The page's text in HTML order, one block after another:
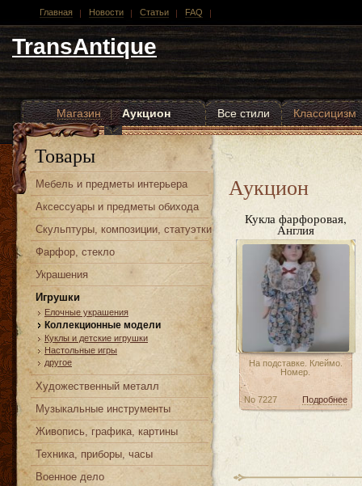
Главная Новости Статьи FAQ
TransAntique
Магазин | Аукцион Все стили
Классицизм
Другие стили
Товары
Мебель и предметы интерьера
Аксессуары и предметы обихода
Скульптуры, композиции, статуэтки
Фарфор, стекло
Украшения
Игрушки
Елочные украшения
Коллекционные модели
Куклы и детские игрушки
Настольные игры
другое
Художественный металл
Музыкальные инструменты
Живопись, графика, картины
Техника, приборы, часы
Военное дело
Аукцион
Кукла фарфоровая,
Англия
На подставке. Клеймо.
Номер.
Подробнее
No 7227